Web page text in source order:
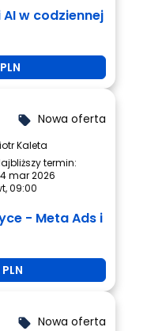
w codziennej
local_offer Nowa oferta
Kaleta
termin:
mar 2026
09:00
- Meta Ads i
local_offer Nowa oferta